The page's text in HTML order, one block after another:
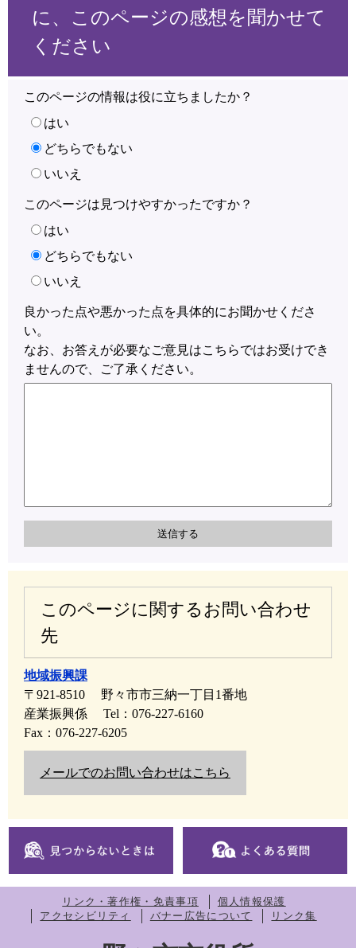
に、このページの感想を聞かせて
ください
このページの情報は役に立ちましたか？
はい
どちらでもない
いいえ
このページは見つけやすかったですか？
はい
どちらでもない
いいえ
良かった点や悪かった点を具体的にお聞かせくださ
い。
なお、お答えが必要なご意見はこちらではお受けでき
ませんので、ご了承ください。
このページに関するお問い合わせ
先
地域振興課
〒921-8510
野々市市三納一丁目1番地
産業振興係
Tel：076-227-6160
Fax：076-227-6205
メールでのお問い合わせはこちら
リンク・著作権・免責事項
個人情報保護
アクセシビリティ
バナー広告について リンク集